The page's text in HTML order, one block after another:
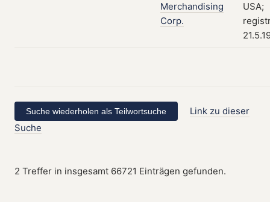
Merchandising
Corp.
USA;
Link zu dieser
Suche
2 Treffer in insgesamt 66721 Einträgen gefunden.